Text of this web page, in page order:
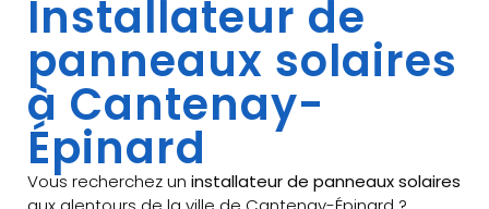
Installateur de
panneaux solaires
à Cantenay-
Épinard
Vous recherchez un installateur de panneaux solaires